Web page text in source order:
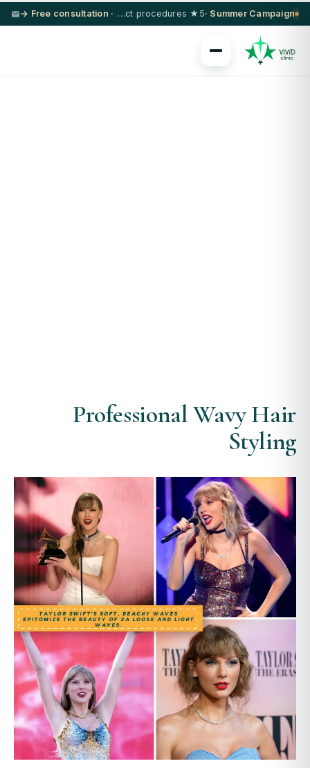
Summer Campaign ·
5★ hotel + VIP transfer on select procedures
· Free consultation →
Professional Wavy Hair
Styling